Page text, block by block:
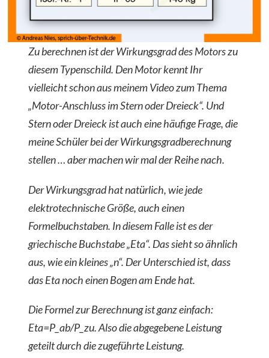
Zu berechnen ist der Wirkungsgrad des Motors zu
diesem Typenschild. Den Motor kennt Ihr
vielleicht schon aus meinem Video zum Thema
„Motor-Anschluss im Stern oder Dreieck“. Und
Stern oder Dreieck ist auch eine häufige Frage, die
meine Schüler bei der Wirkungsgradberechnung
stellen … aber machen wir mal der Reihe nach.
Der Wirkungsgrad hat natürlich, wie jede
elektrotechnische Größe, auch einen
Formelbuchstaben. In diesem Falle ist es der
griechische Buchstabe „Eta“. Das sieht so ähnlich
aus, wie ein kleines „n“. Der Unterschied ist, dass
das Eta noch einen Bogen am Ende hat.
Die Formel zur Berechnung ist ganz einfach:
Eta=P_ab/P_zu. Also die abgegebene Leistung
geteilt durch die zugeführte Leistung.